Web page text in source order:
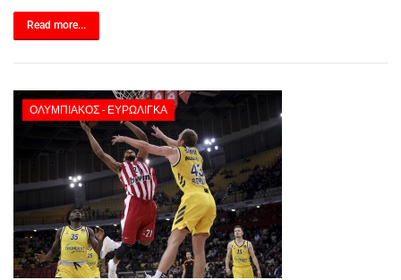
Read more...
ΟΛΥΜΠΙΑΚΌΣ - ΕΥΡΩΛΊΓΚΑ